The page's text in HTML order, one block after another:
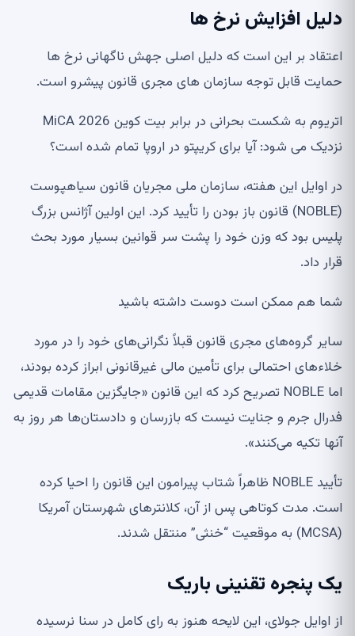
دلیل افزایش نرخ ها
اعتقاد بر این است که دلیل اصلی جهش ناگهانی نرخ ها
حمایت قابل توجه سازمان های مجری قانون پیشرو است.
اتریوم به شکست بحرانی در برابر بیت کوین MiCA 2026
نزدیک می شود: آیا برای کریپتو در اروپا تمام شده است؟
در اوایل این هفته، سازمان ملی مجریان قانون سیاهپوست
(NOBLE) قانون باز بودن را تأیید کرد. این اولین آژانس بزرگ
پلیس بود که وزن خود را پشت سر قوانین بسیار مورد بحث
قرار داد.
شما هم ممکن است دوست داشته باشید
سایر گروه‌های مجری قانون قبلاً نگرانی‌های خود را در مورد
خلاءهای احتمالی برای تأمین مالی غیرقانونی ابراز کرده بودند،
اما NOBLE تصریح کرد که این قانون «جایگزین مقامات قدیمی
فدرال جرم و جنایت نیست که بازرسان و دادستان‌ها هر روز به
آنها تکیه می‌کنند».
تأیید NOBLE ظاهراً شتاب پیرامون این قانون را احیا کرده
است. مدت کوتاهی پس از آن، کلانترهای شهرستان آمریکا
(MCSA) به موقعیت “خنثی” منتقل شدند.
یک پنجره تقنینی باریک
از اوایل جولای، این لایحه هنوز به رای کامل در سنا نرسیده